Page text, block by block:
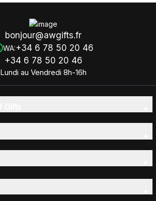
bonjour@awgifts.fr
WA:+34 6 78 50 20 46
+34 6 78 50 20 46
Lundi au Vendredi 8h-16h